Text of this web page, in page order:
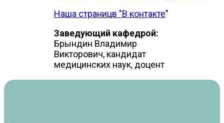
Наша страницв "В контакте"
Заведующий кафедрой:
Брындин Владимир
Викторович, кандидат
медицинских наук, доцент